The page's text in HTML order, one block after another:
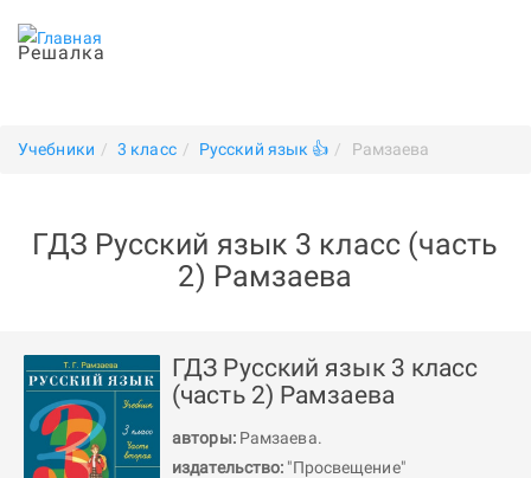
Решалка
Учебники 3 класс Русский язык 👍 Рамзаева
ГДЗ Русский язык 3 класс (часть
2) Рамзаева
ГДЗ Русский язык 3 класс
(часть 2) Рамзаева
авторы: Рамзаева.
издательство: "Просвещение"